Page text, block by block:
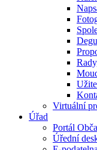
Virtuální
Úřad
Portál
Úřední